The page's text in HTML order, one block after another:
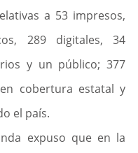
a 53 impresos,
289 digitales, 34
y un público; 377
cobertura estatal y
el país.